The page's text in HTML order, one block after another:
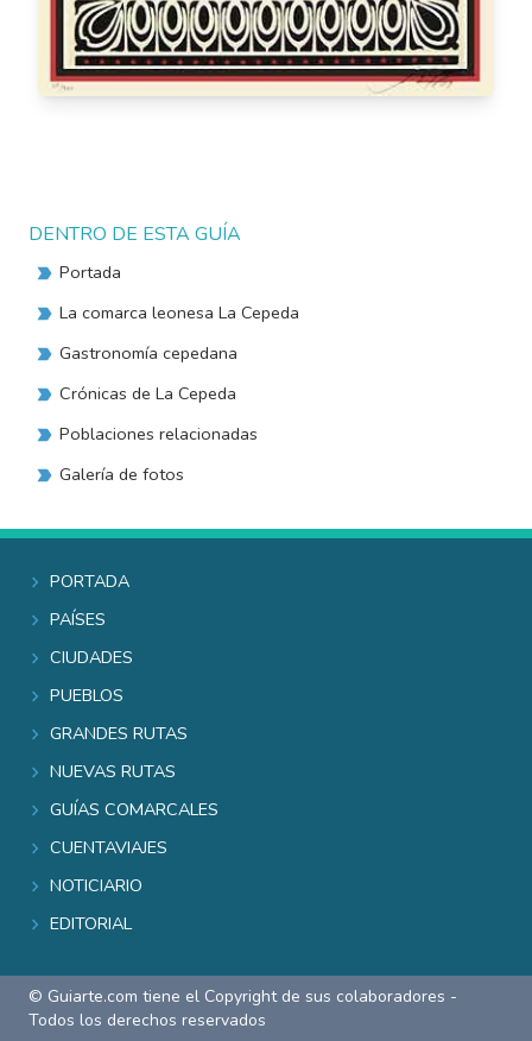
DENTRO DE ESTA GUÍA
Portada
La comarca leonesa La Cepeda
Gastronomía cepedana
Crónicas de La Cepeda
Poblaciones relacionadas
Galería de fotos
Portada
Países
Ciudades
Pueblos
Grandes rutas
Nuevas rutas
Guías comarcales
Cuentaviajes
Noticiario
Editorial
© Guiarte.com tiene el Copyright de sus colaboradores -
Todos los derechos reservados